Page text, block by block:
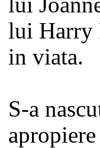
lui Harry
in viata.
S-a